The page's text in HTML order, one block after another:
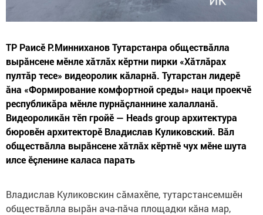
ТР Раисӗ Р.Минниханов Тутарстанра обществăлла
вырăнсене мӗнле хăтлăх кӗртни пирки «Хăтлăрах
пултăр тесе» видеоролик кăларнă. Тутарстан лидерӗ
ăна «Формирование комфортной среды» наци проекчӗ
республикăра мӗнле пурнăçланнине халалланă.
Видеороликăн тӗп гройӗ — Heads group архитектура
бюровӗн архитекторӗ Владислав Куликовский. Вăл
обществăлла вырăнсене хăтлăх кӗртнӗ чух мӗне шута
илсе ӗçленине каласа парать
Владислав Куликовскин сăмахӗпе, тутарстансемшӗн
обществăлла вырăн ача-пăча площадки кăна мар,